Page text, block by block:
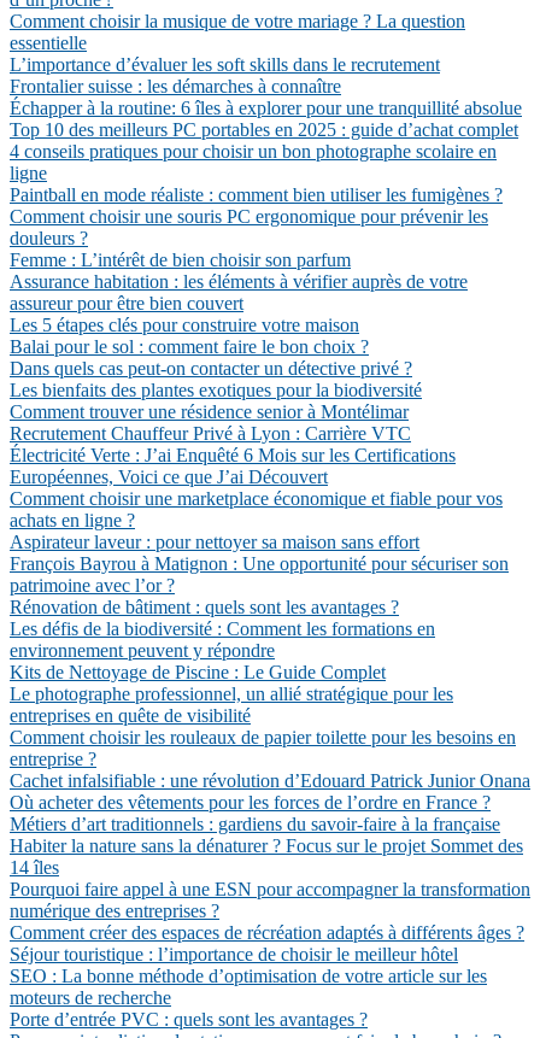
Comment choisir la musique de votre mariage ? La question
essentielle
L’importance d’évaluer les soft skills dans le recrutement
Frontalier suisse : les démarches à connaître
Échapper à la routine: 6 îles à explorer pour une tranquillité absolue
Top 10 des meilleurs PC portables en 2025 : guide d’achat complet
4 conseils pratiques pour choisir un bon photographe scolaire en
ligne
Paintball en mode réaliste : comment bien utiliser les fumigènes ?
Comment choisir une souris PC ergonomique pour prévenir les
douleurs ?
Femme : L’intérêt de bien choisir son parfum
Assurance habitation : les éléments à vérifier auprès de votre
assureur pour être bien couvert
Les 5 étapes clés pour construire votre maison
Balai pour le sol : comment faire le bon choix ?
Dans quels cas peut-on contacter un détective privé ?
Les bienfaits des plantes exotiques pour la biodiversité
Comment trouver une résidence senior à Montélimar
Recrutement Chauffeur Privé à Lyon : Carrière VTC
Électricité Verte : J’ai Enquêté 6 Mois sur les Certifications
Européennes, Voici ce que J’ai Découvert
Comment choisir une marketplace économique et fiable pour vos
achats en ligne ?
Aspirateur laveur : pour nettoyer sa maison sans effort
François Bayrou à Matignon : Une opportunité pour sécuriser son
patrimoine avec l’or ?
Rénovation de bâtiment : quels sont les avantages ?
Les défis de la biodiversité : Comment les formations en
environnement peuvent y répondre
Kits de Nettoyage de Piscine : Le Guide Complet
Le photographe professionnel, un allié stratégique pour les
entreprises en quête de visibilité
Comment choisir les rouleaux de papier toilette pour les besoins en
entreprise ?
Cachet infalsifiable : une révolution d’Edouard Patrick Junior Onana
Où acheter des vêtements pour les forces de l’ordre en France ?
Métiers d’art traditionnels : gardiens du savoir-faire à la française
Habiter la nature sans la dénaturer ? Focus sur le projet Sommet des
14 îles
Pourquoi faire appel à une ESN pour accompagner la transformation
numérique des entreprises ?
Comment créer des espaces de récréation adaptés à différents âges ?
Séjour touristique : l’importance de choisir le meilleur hôtel
SEO : La bonne méthode d’optimisation de votre article sur les
moteurs de recherche
Porte d’entrée PVC : quels sont les avantages ?